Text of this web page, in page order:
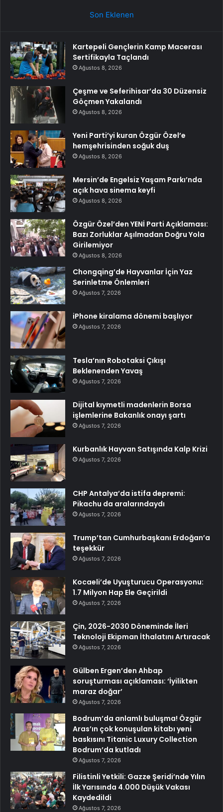
Son Eklenen
Kartepeli Gençlerin Kamp Macerası
Sertifikayla Taçlandı
Ağustos 8, 2026
Çeşme ve Seferihisar’da 30 Düzensiz
Göçmen Yakalandı
Ağustos 8, 2026
Yeni Parti’yi kuran Özgür Özel’e
hemşehrisinden soğuk duş
Ağustos 8, 2026
Mersin’de Engelsiz Yaşam Parkı’nda
açık hava sinema keyfi
Ağustos 8, 2026
Özgür Özel’den YENİ Parti Açıklaması:
Bazı Zorluklar Aşılmadan Doğru Yola
Girilemiyor
Ağustos 8, 2026
Chongqing’de Hayvanlar İçin Yaz
Serinletme Önlemleri
Ağustos 7, 2026
iPhone kiralama dönemi başlıyor
Ağustos 7, 2026
Tesla’nın Robotaksi Çıkışı
Beklenenden Yavaş
Ağustos 7, 2026
Dijital kıymetli madenlerin Borsa
işlemlerine Bakanlık onayı şartı
Ağustos 7, 2026
Kurbanlık Hayvan Satışında Kalp Krizi
Ağustos 7, 2026
CHP Antalya’da istifa depremi:
Pikachu da aralarındaydı
Ağustos 7, 2026
Trump’tan Cumhurbaşkanı Erdoğan’a
teşekkür
Ağustos 7, 2026
Kocaeli’de Uyuşturucu Operasyonu:
1.7 Milyon Hap Ele Geçirildi
Ağustos 7, 2026
Çin, 2026-2030 Döneminde İleri
Teknoloji Ekipman İthalatını Artıracak
Ağustos 7, 2026
Gülben Ergen’den Ahbap
soruşturması açıklaması: ‘İyilikten
maraz doğar’
Ağustos 7, 2026
Bodrum’da anlamlı buluşma! Özgür
Aras’ın çok konuşulan kitabı yeni
baskısını Titanic Luxury Collection
Bodrum’da kutladı
Ağustos 7, 2026
Filistinli Yetkili: Gazze Şeridi’nde Yılın
İlk Yarısında 4.000 Düşük Vakası
Kaydedildi
Ağustos 7, 2026